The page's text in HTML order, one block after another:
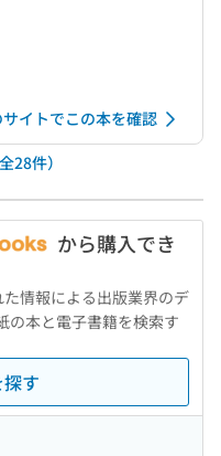
イトでこの本を確認
28件）
から購入でき
情報による出版業界のデ
の本と電子書籍を検索す
す